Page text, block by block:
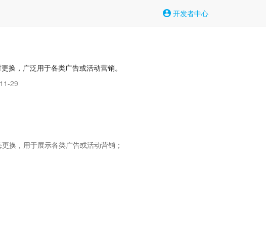
开发者中心
换，广泛用于各类广告或活动营销。
29
换，用于展示各类广告或活动营销；